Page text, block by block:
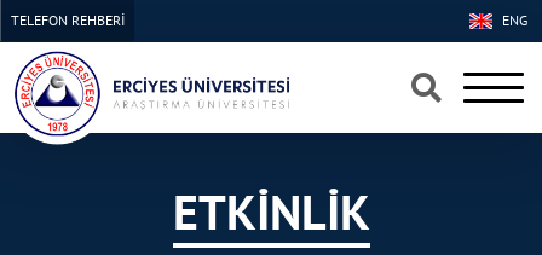
×
×
ENG
TELEFON REHBERİ
ETKİNLİK